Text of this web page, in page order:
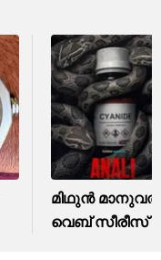
മിഥുൻ
വെബ് സീരീസ്